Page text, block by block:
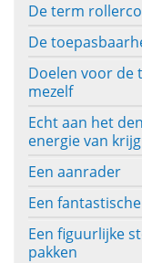
De term
De
Doelen voor de
mezelf
Echt aan het
energie van krijg
Een aanrader
Een
Een figuurlijke
pakken